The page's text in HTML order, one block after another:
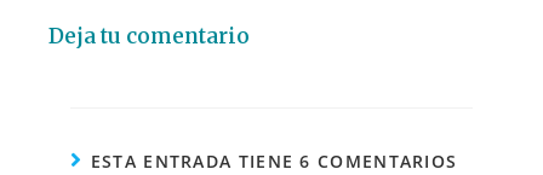
Deja tu comentario
ESTA ENTRADA TIENE 6 COMENTARIOS